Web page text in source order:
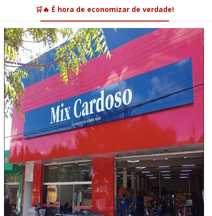
🛒🔥 É hora de economizar de verdade!